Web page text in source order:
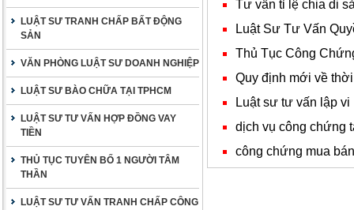
LUẬT SƯ TRANH CHẤP BẤT ĐỘNG
SẢN
VĂN PHÒNG LUẬT SƯ DOANH NGHIỆP
LUẬT SƯ BÀO CHỮA TẠI TPHCM
LUẬT SƯ TƯ VẤN HỢP ĐỒNG VAY
TIỀN
THỦ TỤC TUYÊN BỐ 1 NGƯỜI TÂM
THẦN
LUẬT SƯ TƯ VẤN TRANH CHẤP CÔNG
Tư vấn tỉ lệ chia di
Luật Sư Tư Vấn
Thủ Tục Công
Quy định mới về
Luật sư tư vấn lập vi
dịch vụ công chứng
công chứng mua